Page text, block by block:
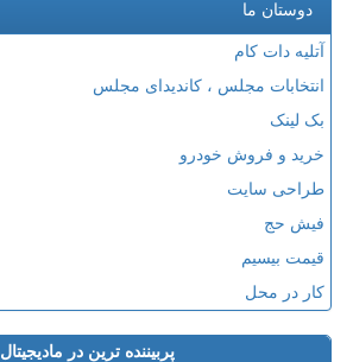
دوستان ما
آتلیه دات کام
انتخابات مجلس ، کاندیدای مجلس
بک لینک
خرید و فروش خودرو
طراحی سایت
فیش حج
قیمت بیسیم
کار در محل
پربیننده ترین در مادیجیتال